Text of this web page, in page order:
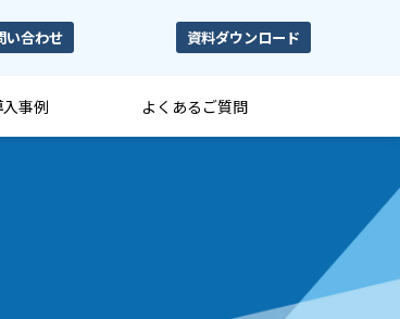
い合わせ 資料ダウンロード
入事例 よくあるご質問